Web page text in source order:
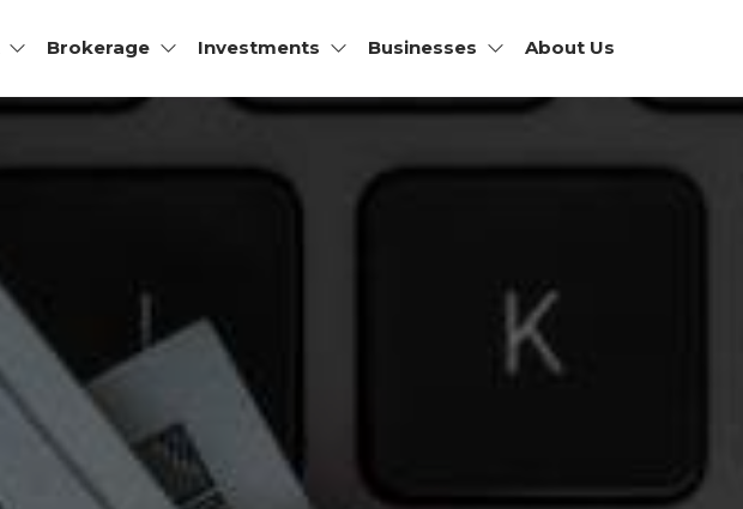
Brokerage Investments Businesses About Us